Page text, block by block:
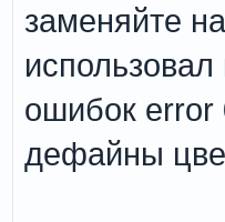
заменяйте
ошибок error
дефайны